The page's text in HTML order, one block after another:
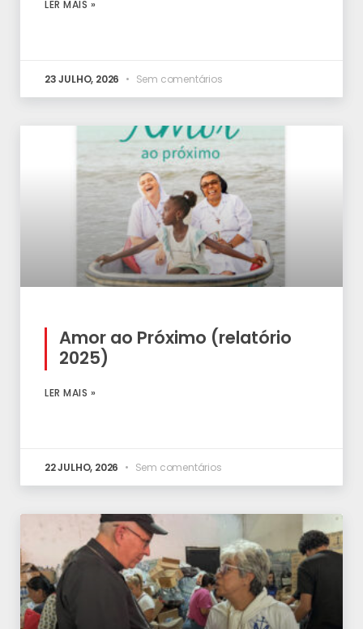
LER MAIS »
23 JULHO, 2026 Sem comentários
Amor ao Próximo (relatório
2025)
LER MAIS »
22 JULHO, 2026 Sem comentários